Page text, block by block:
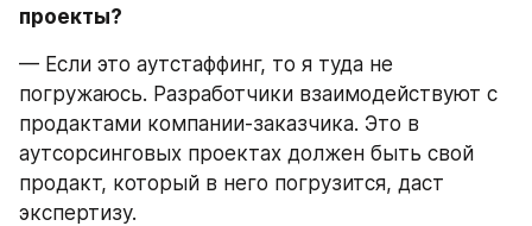
проекты?
— Если это аутстаффинг, то я туда не
погружаюсь. Разработчики взаимодействуют с
продактами компании-заказчика. Это в
аутсорсинговых проектах должен быть свой
продакт, который в него погрузится, даст
экспертизу.